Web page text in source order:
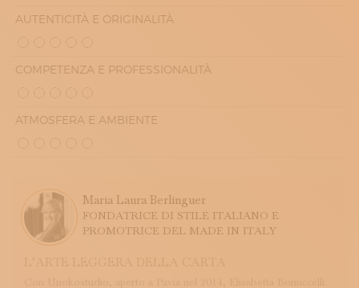
AUTENTICITÀ E ORIGINALITÀ
COMPETENZA E PROFESSIONALITÀ
ATMOSFERA E AMBIENTE
Maria Laura Berlinguer
FONDATRICE DI STILE ITALIANO E
PROMOTRICE DEL MADE IN ITALY